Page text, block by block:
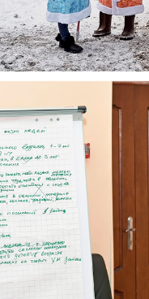
КОНТРОЛЬНО-
за 2021 год
за 2021 год